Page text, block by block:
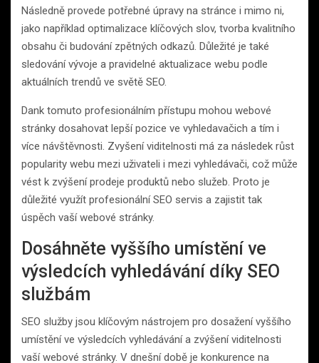
Následně provede potřebné úpravy na stránce i mimo ni,
jako například optimalizace klíčových slov, tvorba kvalitního
obsahu či budování zpětných odkazů. Důležité je také
sledování vývoje a pravidelné aktualizace webu podle
aktuálních trendů ve světě SEO.
Dank tomuto profesionálním přístupu mohou webové
stránky dosahovat lepší pozice ve vyhledavačich a tím i
více návštěvnosti. Zvyšení viditelnosti má za následek růst
popularity webu mezi uživateli i mezi vyhledávači, což může
vést k zvýšení prodeje produktů nebo služeb. Proto je
důležité využít profesionální SEO servis a zajistit tak
úspěch vaší webové stránky.
Dosáhněte vyššího umístění ve
výsledcích vyhledávání díky SEO
službám
SEO služby jsou klíčovým nástrojem pro dosažení vyššího
umístění ve výsledcích vyhledávání a zvýšení viditelnosti
vaší webové stránky. V dnešní době je konkurence na